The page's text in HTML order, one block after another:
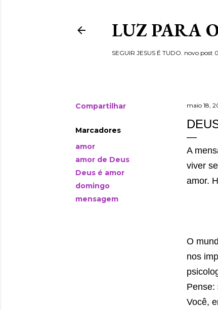
LUZ PARA
SEGUIR JESUS É TUDO. novo post
Compartilhar
Marcadores
amor
amor de Deus
Deus é amor
domingo
mensagem
maio 18,
A
viver
amor.
O
nos
Pense:
Você,